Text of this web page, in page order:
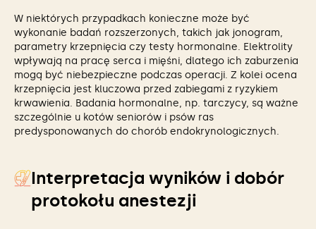
W niektórych przypadkach konieczne może być
wykonanie badań rozszerzonych, takich jak jonogram,
parametry krzepnięcia czy testy hormonalne. Elektrolity
wpływają na pracę serca i mięśni, dlatego ich zaburzenia
mogą być niebezpieczne podczas operacji. Z kolei ocena
krzepnięcia jest kluczowa przed zabiegami z ryzykiem
krwawienia. Badania hormonalne, np. tarczycy, są ważne
szczególnie u kotów seniorów i psów ras
predysponowanych do chorób endokrynologicznych.
Interpretacja wyników i dobór
protokołu anestezji